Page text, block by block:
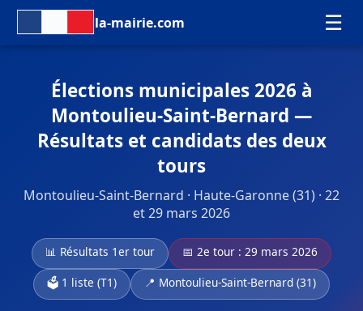
la-mairie.com ☰
Élections municipales 2026 à
Montoulieu-Saint-Bernard —
Résultats et candidats des deux
tours
Montoulieu-Saint-Bernard · Haute-Garonne (31) · 22
et 29 mars 2026
📊 Résultats 1er tour
📅 2e tour : 29 mars 2026
🗳️ 1 liste (T1)
📍 Montoulieu-Saint-Bernard (31)